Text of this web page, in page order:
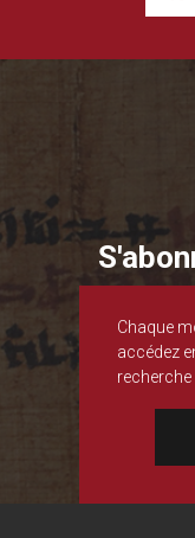
Chaque
accédez